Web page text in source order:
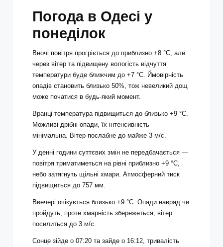
Погода в Одесі у
понеділок
Вночі повітря прогріється до приблизно +8 °C, але
через вітер та підвищену вологість відчуття
температури буде ближчим до +7 °C. Ймовірність
опадів становить близько 50%, тож невеликий дощ
може початися в будь-який момент.
Вранці температура підвищиться до близько +9 °C.
Можливі дрібні опади, їх інтенсивність —
мінімальна. Вітер послабне до майже 3 м/с.
У денні години суттєвих змін не передбачається —
повітря триматиметься на рівні приблизно +9 °C,
небо затягнуть щільні хмари. Атмосферний тиск
підвищиться до 757 мм.
Ввечері очікується близько +9 °C. Опади навряд чи
пройдуть, проте хмарність збережеться; вітер
посилиться до 3 м/с.
Сонце зійде о 07:20 та зайде о 16:12, тривалість